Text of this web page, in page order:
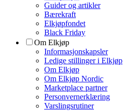
Guider og artikler
Bærekraft
Elkjøpfondet
Black Friday
Om Elkjøp
Informasjonskapsler
Ledige stillinger i Elkjøp
Om Elkjøp
Om Elkjøp Nordic
Marketplace partner
Personvernerklæring
Varslingsrutiner